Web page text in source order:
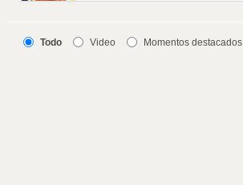
Todo Video
Momentos destacados